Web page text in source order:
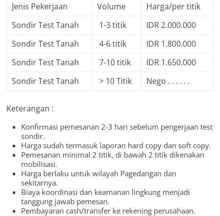
Jenis Pekerjaan Volume
Harga/per titik
Sondir Test Tanah
1-3 titik
IDR 2.000.000
Sondir Test Tanah
4-6 titik
IDR 1.800.000
Sondir Test Tanah
7-10 titik
IDR 1.650.000
Sondir Test Tanah
> 10 Titik Nego . . . . . .
Keterangan :
Konfirmasi pemesanan 2-3 hari sebelum pengerjaan test
sondir.
Harga sudah termasuk laporan hard copy dan soft copy.
Pemesanan minimal 2 titik, di bawah 2 titik dikenakan
mobilisasi.
Harga berlaku untuk wilayah Pagedangan dan
sekitarnya.
Biaya koordinasi dan keamanan lingkung menjadi
tanggung jawab pemesan.
Pembayaran cash/transfer ke rekening perusahaan.